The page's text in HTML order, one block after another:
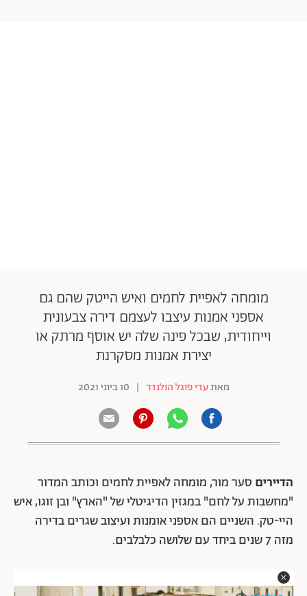
מומחה לאפיית לחמים ואיש הייטק שהם גם
אספני אמנות עיצבו לעצמם דירה צבעונית
וייחודית, שבכל פינה שלה יש אוסף מרתק או
יצירת אמנות מסקרנת
מאתעדי פוגל הולנדר | 10 ביוני 2021
הדיירים סער מור, מומחה לאפיית לחמים וכותב המדור
"מחשבות על לחם" במגזין הדיגיטלי של "הארץ" ובן זוגו, איש
היי-טק. השניים הם אספני אומנות ועיצוב שגרים בדירה
מזה 7 שנים ביחד עם שלושה כלבלבים.